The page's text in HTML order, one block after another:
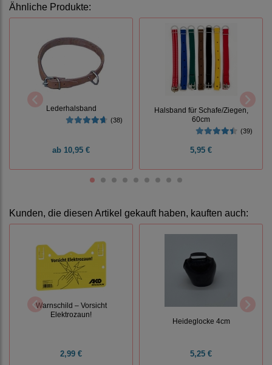
Ähnliche Produkte:
Lederhalsband
(38)
ab 10,95 €
Halsband für Schafe/Ziegen,
60cm
(39)
5,95 €
Kunden, die diesen Artikel gekauft haben, kauften auch:
Warnschild – Vorsicht
Elektrozaun!
2,99 €
Heideglocke 4cm
5,25 €